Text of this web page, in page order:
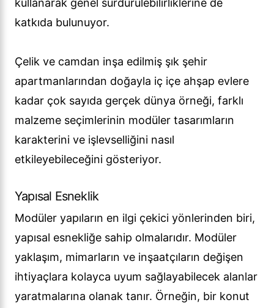
kullanarak genel sürdürülebilirliklerine de
katkıda bulunuyor.
Çelik ve camdan inşa edilmiş şık şehir
apartmanlarından doğayla iç içe ahşap evlere
kadar çok sayıda gerçek dünya örneği, farklı
malzeme seçimlerinin modüler tasarımların
karakterini ve işlevselliğini nasıl
etkileyebileceğini gösteriyor.
Yapısal Esneklik
Modüler yapıların en ilgi çekici yönlerinden biri,
yapısal esnekliğe sahip olmalarıdır. Modüler
yaklaşım, mimarların ve inşaatçıların değişen
ihtiyaçlara kolayca uyum sağlayabilecek alanlar
yaratmalarına olanak tanır. Örneğin, bir konut